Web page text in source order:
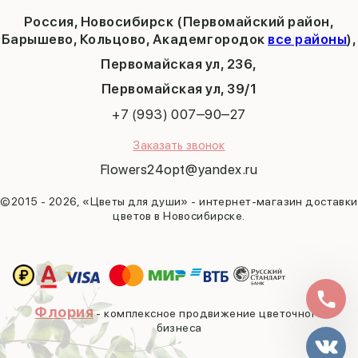
Россия, Новосибирск (Первомайский район,
Барышево, Кольцово, Академгородок все районы),
Первомайская ул, 236,
​Первомайская ул, 39/1
+7 (993) 007‒90‒27
Заказать звонок
Flowers24opt@yandex.ru
©2015 - 2026, «Цветы для души» - интернет-магазин доставки
цветов в Новосибирске.
9 мая
Флория- комплексное продвижение цветочного
бизнеса